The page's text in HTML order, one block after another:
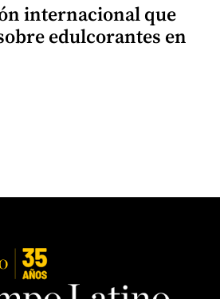
internacional que
edulcorantes en